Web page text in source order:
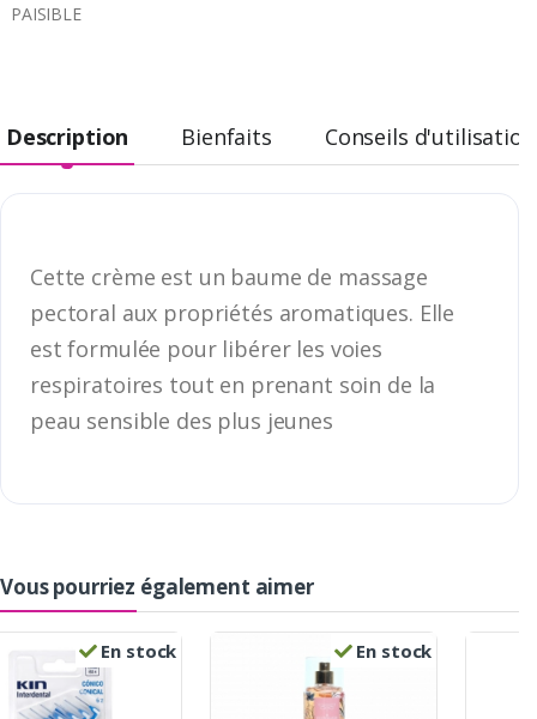
PAISIBLE
Description Bienfaits Conseils d'utilisation
Cette crème est un baume de massage
pectoral aux propriétés aromatiques. Elle
est formulée pour libérer les voies
respiratoires tout en prenant soin de la
peau sensible des plus jeunes
Vous pourriez également aimer
En stock En stock